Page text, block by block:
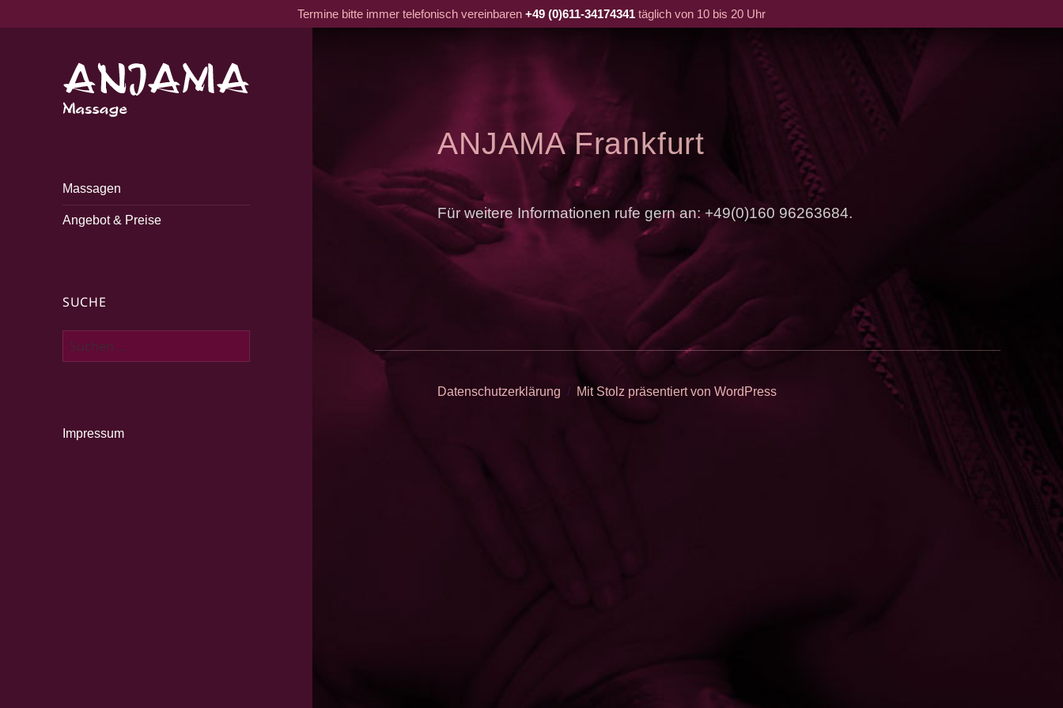
Termine bitte immer telefonisch vereinbaren +49 (0)611-34174341 täglich von 10 bis 20 Uhr
Massagen
Angebot & Preise
SUCHE
Suche
Impressum
ANJAMA Frankfurt
Für weitere Informationen rufe gern an: +49(0)160 96263684.
Datenschutzerklärung Mit Stolz präsentiert von WordPress